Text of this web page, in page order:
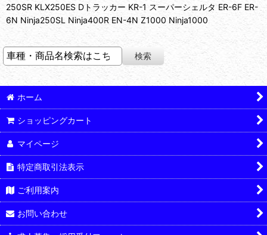
250SR KLX250ES Dトラッカー KR-1 スーパーシェルタ ER-6F ER-
6N Ninja250SL Ninja400R EN-4N Z1000 Ninja1000
ホーム
ショッピングカート
マイページ
特定商取引法表示
ご利用案内
お問い合わせ